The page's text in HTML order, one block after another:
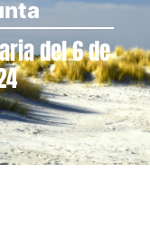
del 6 de